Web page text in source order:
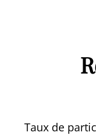
Taux de